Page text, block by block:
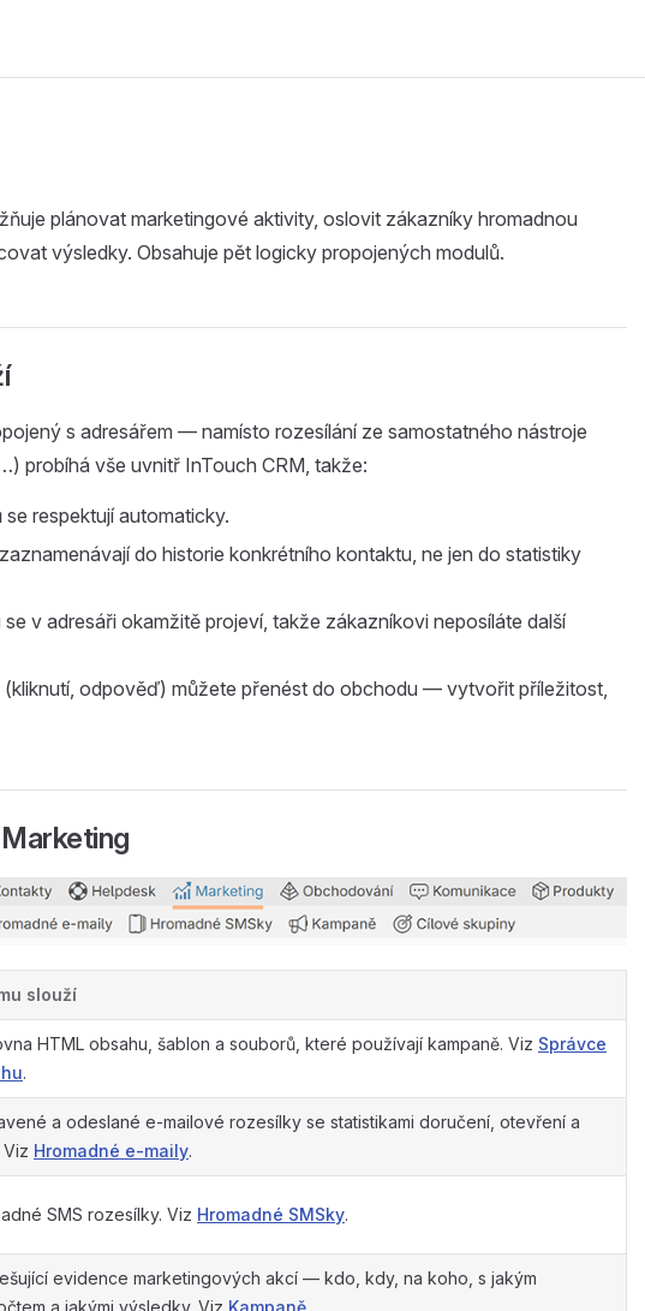
plánovat marketingové aktivity, oslovit zákazníky hromadnou
výsledky. Obsahuje pět logicky propojených modulů.
s adresářem — namísto rozesílání ze samostatného nástroje
probíhá vše uvnitř InTouch CRM, takže:
se respektují automaticky.
do historie konkrétního kontaktu, ne jen do statistiky
se v adresáři okamžitě projeví, takže zákazníkovi neposíláte další
(kliknutí, odpověď) můžete přenést do obchodu — vytvořit příležitost,
slouží
HTML obsahu, šablon a souborů, které používají kampaně. Viz Správce
.
a odeslané e-mailové rozesílky se statistikami doručení, otevření a
Viz Hromadné e-maily.
SMS rozesílky. Viz Hromadné SMSky.
evidence marketingových akcí — kdo, kdy, na koho, s jakým